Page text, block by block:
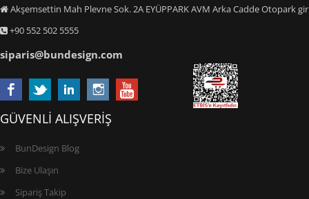
Akşemsettin Mah Plevne Sok. 2A EYÜPPARK AVM Arka Cadde Otopark
+90 552 502 5555
siparis@bundesign.com
GÜVENLİ ALIŞVERİŞ
BunDesign Blog
Bize Ulaşın
Sipariş Takip